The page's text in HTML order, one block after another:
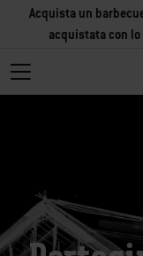
Acquista un
acquistata con